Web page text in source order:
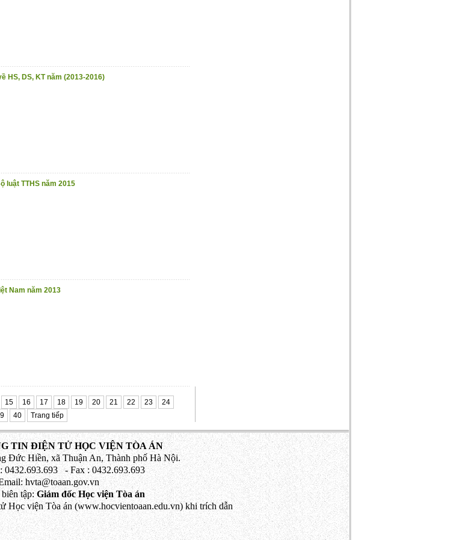
HS, DS, KT năm (2013-2016)
luật TTHS năm 2015
Nam năm 2013
15 16 17 18 19 20 21 22 23
24
40 Trang tiếp
TIN ĐIỆN TỬ HỌC VIỆN TÒA ÁN
Đức Hiền, xã Thuận An, Thành phố Hà Nội.
- Fax : 0432.693.693
hvta@toaan.gov.vn
tập:Giám đốc Học viện Tòa án
Học viện Tòa án (www.hocvientoaan.edu.vn) khi trích dẫn